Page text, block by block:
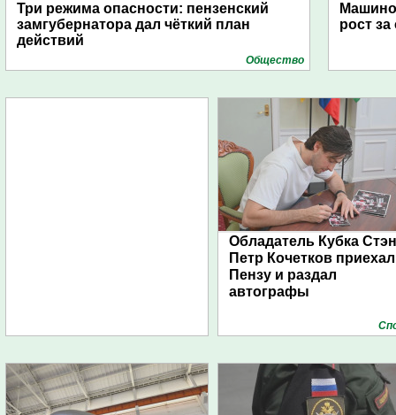
Три режима опасности: пензенский
замгубернатора дал чёткий план
действий
Общество
рост за
Обладатель Кубка
Петр Кочетков
Пензу и раздал
автографы